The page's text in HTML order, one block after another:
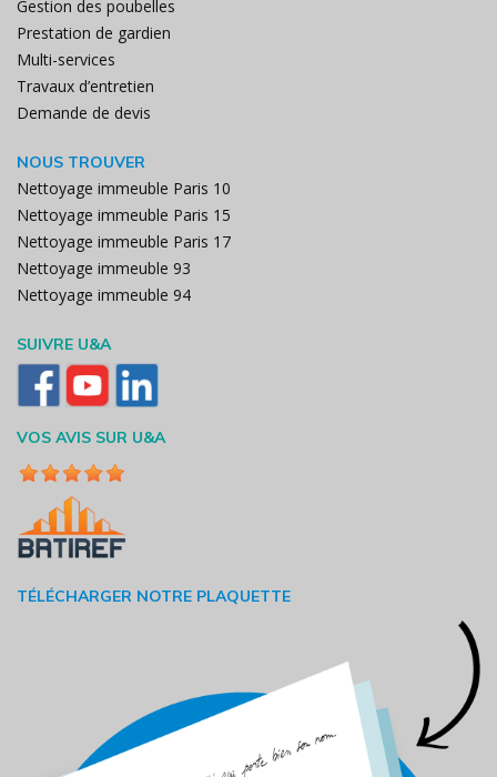
Gestion des poubelles
Prestation de gardien
Multi-services
Travaux d’entretien
Demande de devis
NOUS TROUVER
Nettoyage immeuble Paris 10
Nettoyage immeuble Paris 15
Nettoyage immeuble Paris 17
Nettoyage immeuble 93
Nettoyage immeuble 94
SUIVRE U&A
VOS AVIS SUR U&A
TÉLÉCHARGER NOTRE PLAQUETTE